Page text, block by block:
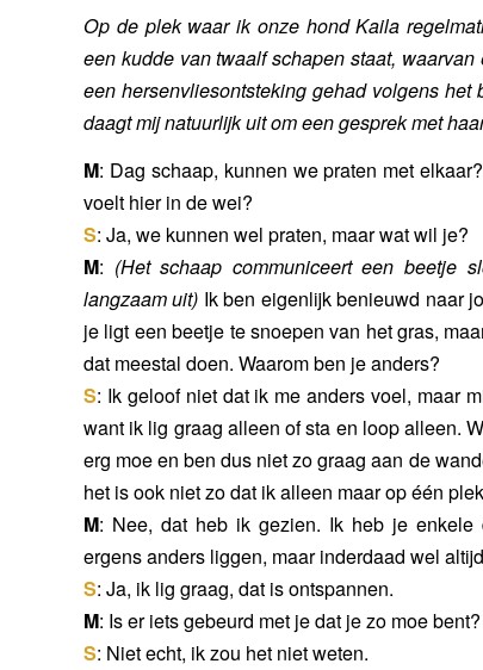
Op de plek waar ik onze hond Kaila
een kudde van twaalf schapen staat,
een hersenvliesontsteking gehad volgens
daagt mij natuurlijk uit om een gesprek met
M: Dag schaap, kunnen we praten met
voelt hier in de wei?
S: Ja, we kunnen wel praten, maar wat wil je?
M: (Het schaap communiceert een beetje
langzaam uit) Ik ben eigenlijk benieuwd naar
je ligt een beetje te snoepen van het gras,
dat meestal doen. Waarom ben je anders?
S: Ik geloof niet dat ik me anders voel, maar
want ik lig graag alleen of sta en loop alleen.
erg moe en ben dus niet zo graag aan de
het is ook niet zo dat ik alleen maar op één
M: Nee, dat heb ik gezien. Ik heb je enkele
ergens anders liggen, maar inderdaad wel
S: Ja, ik lig graag, dat is ontspannen.
M: Is er iets gebeurd met je dat je zo moe bent?
S: Niet echt, ik zou het niet weten.